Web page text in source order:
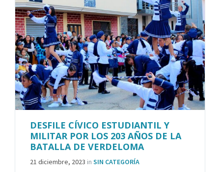
DESFILE CÍVICO ESTUDIANTIL Y
MILITAR POR LOS 203 AÑOS DE LA
BATALLA DE VERDELOMA
21 diciembre, 2023 in SIN CATEGORÍA